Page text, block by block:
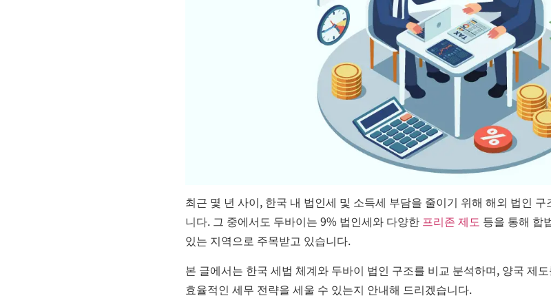
최근 몇 년 사이, 한국 내 법인세 및 소득세 부담을 줄이기 위해 해외 법인
니다. 그 중에서도 두바이는 9% 법인세와 다양한 프리존 제도 등을 통해 합
있는 지역으로 주목받고 있습니다.
본 글에서는 한국 세법 체계와 두바이 법인 구조를 비교 분석하며, 양국 제
효율적인 세무 전략을 세울 수 있는지 안내해 드리겠습니다.